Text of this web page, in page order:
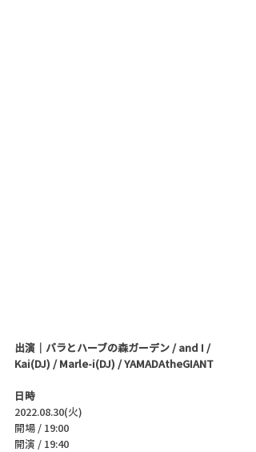
出演｜バラとハーブの森ガーデン / and I /
Kai(DJ) / Marle-i(DJ) / YAMADAtheGIANT
日時
2022.08.30(火)
開場 / 19:00
開演 / 19:40